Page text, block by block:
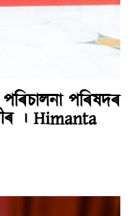
পৰিষদৰ
। Himanta